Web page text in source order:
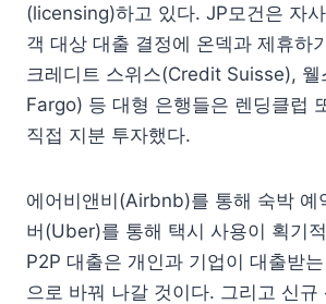
(licensing)하고 있다. JP모건은 자
객 대상 대출 결정에 온덱과 제휴하
크레디트 스위스(Credit Suisse), 웰
Fargo) 등 대형 은행들은 렌딩클럽
직접 지분 투자했다.
에어비앤비(Airbnb)를 통해 숙박 예
버(Uber)를 통해 택시 사용이 획기
P2P 대출은 개인과 기업이 대출받
으로 바꿔 나갈 것이다. 그리고 신규